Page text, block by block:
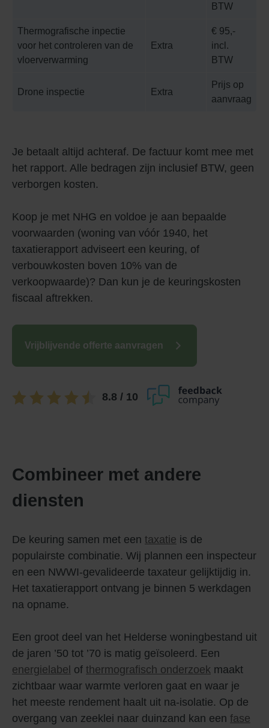
BTW
Thermografische inpectie
voor het controleren van de
vloerverwarming
Extra
€ 95,-
incl.
BTW
Drone inspectie Extra
Prijs op
aanvraag
Je betaalt altijd achteraf. De factuur komt mee met
het rapport. Alle bedragen zijn inclusief BTW, geen
verborgen kosten.
Koop je met NHG en voldoe je aan bepaalde
voorwaarden (woning van vóór 1940, het
taxatierapport adviseert een keuring, of
verbouwkosten boven 10% van de
verkoopwaarde)? Dan kun je de keuringskosten
fiscaal aftrekken.
Vrijblijvende offerte aanvragen
8.8 / 10
Combineer met andere
diensten
De keuring samen met een taxatie is de
populairste combinatie. Wij plannen een inspecteur
en een NWWI-gevalideerde taxateur gelijktijdig in.
Het taxatierapport ontvang je binnen 5 werkdagen
na opname.
Een groot deel van het Helderse woningbestand uit
de jaren ’50 tot ’70 is matig geïsoleerd. Een
energielabel of thermografisch onderzoek maakt
zichtbaar waar warmte verloren gaat en waar je
het meeste rendement haalt uit na-isolatie. Op de
overgang van zeeklei naar duinzand kan een fase